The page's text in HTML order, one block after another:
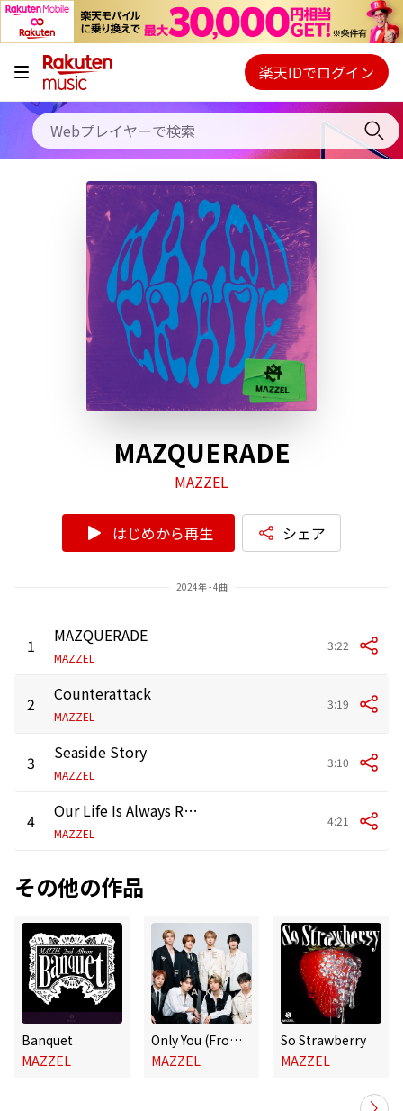
キャンペーン
料金プラン
使い方
初回30日間無料お試し
Webプレイヤー
ご契約内容の確認・変更
楽天IDでログイン
MAZQUERADE
MAZZEL
はじめから再生 シェア
2024年 - 4曲
1 MAZQUERADE
MAZZEL
3:22
2 Counterattack
MAZZEL
3:19
3 Seaside Story
MAZZEL
3:10
4 Our Life Is Always Right
MAZZEL
4:21
その他の作品
Banquet
MAZZEL
Only You (From THE FIRST TAKE)
MAZZEL
So Strawberry
MAZZEL